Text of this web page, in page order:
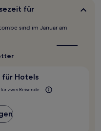
für
sind im Januar am
für Hotels
zwei Reisende.